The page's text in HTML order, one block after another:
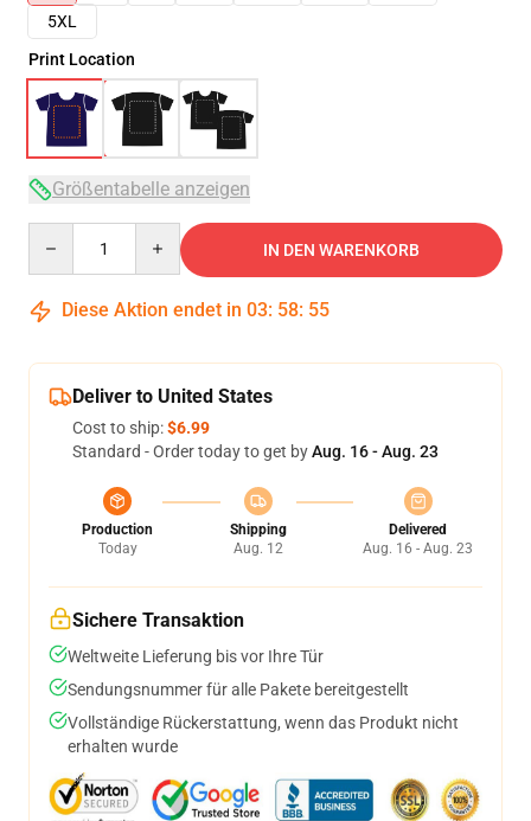
5XL
Print Location
Größentabelle anzeigen
IN DEN WARENKORB
Diese Aktion endet in 03: 58: 54
Deliver to United States
Cost to ship:$6.99
Standard - Order today to get byAug. 16 - Aug. 23
Production
Today
Shipping
Aug. 12
Delivered
Aug. 16 - Aug. 23
Sichere Transaktion
Weltweite Lieferung bis vor Ihre Tür
Sendungsnummer für alle Pakete bereitgestellt
Vollständige Rückerstattung, wenn das Produkt nicht
erhalten wurde